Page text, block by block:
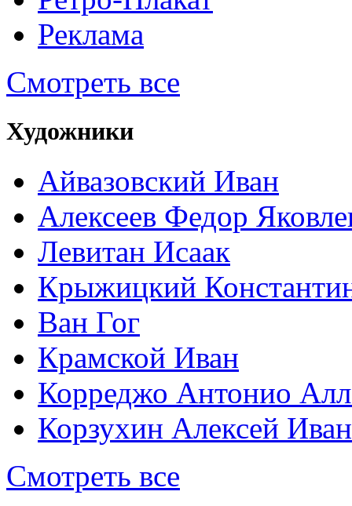
Реклама
Смотреть все
Художники
Айвазовский Иван
Алексеев Федор
Левитан Исаак
Крыжицкий
Ван Гог
Крамской Иван
Корреджо Антонио
Корзухин Алексей
Смотреть все